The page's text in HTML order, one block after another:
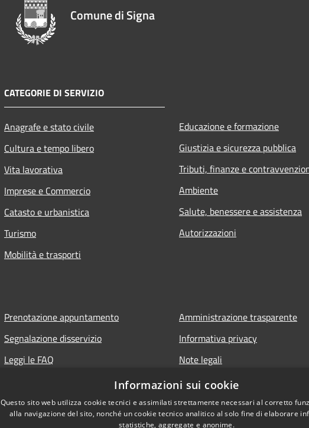
Comune di Signa
CATEGORIE DI SERVIZIO
Anagrafe e stato civile
Cultura e tempo libero
Vita lavorativa
Imprese e Commercio
Catasto e urbanistica
Turismo
Mobilità e trasporti
Educazione e formazione
Giustizia e sicurezza pubblica
Tributi, finanze e
Ambiente
Salute, benessere e assistenza
Autorizzazioni
Prenotazione appuntamento
Segnalazione disservizio
Leggi le FAQ
Amministrazione trasparente
Informativa privacy
Note legali
Dichiarazione di accessibilità
Informazioni sui cookie
Questo sito web utilizza cookie tecnici e assimilati strettamente necessari al corretto
alla navigazione del sito, nonché un cookie tecnico analitico al solo fine di elaborare
statistiche, aggregate e anonime.